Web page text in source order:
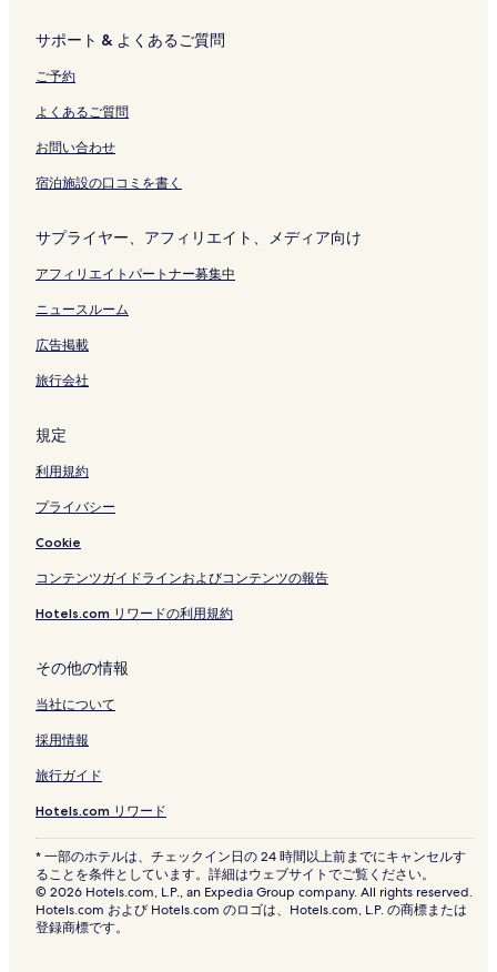
く
リ
ン
ク
ン
ク
サポート & よくあるご質問
ご予約
よくあるご質問
お問い合わせ
宿泊施設の口コミを書く
サプライヤー、アフィリエイト、メディア向け
アフィリエイトパートナー募集中
ニュースルーム
広告掲載
旅行会社
規定
利用規約
プライバシー
Cookie
コンテンツガイドラインおよびコンテンツの報告
Hotels.com リワードの利用規約
その他の情報
当社について
採用情報
旅行ガイド
Hotels.com リワード
* 一部のホテルは、チェックイン日の 24 時間以上前までにキャンセルす
ることを条件としています。詳細はウェブサイトでご覧ください。
© 2026 Hotels.com, L.P., an Expedia Group company. All rights reserved.
Hotels.com および Hotels.com のロゴは、Hotels.com, L.P. の商標または
登録商標です。